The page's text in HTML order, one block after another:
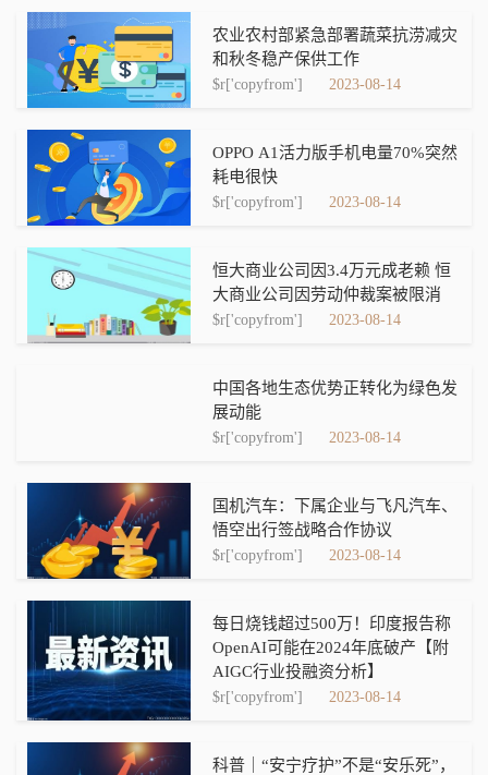
农业农村部紧急部署蔬菜抗涝减灾
和秋冬稳产保供工作
$r['copyfrom'] 2023-08-14
OPPO A1活力版手机电量70%突然
耗电很快
$r['copyfrom'] 2023-08-14
恒大商业公司因3.4万元成老赖 恒
大商业公司因劳动仲裁案被限消
$r['copyfrom'] 2023-08-14
中国各地生态优势正转化为绿色发
展动能
$r['copyfrom'] 2023-08-14
国机汽车：下属企业与飞凡汽车、
悟空出行签战略合作协议
$r['copyfrom'] 2023-08-14
每日烧钱超过500万！印度报告称
OpenAI可能在2024年底破产【附
AIGC行业投融资分析】
$r['copyfrom'] 2023-08-14
科普｜“安宁疗护”不是“安乐死”，